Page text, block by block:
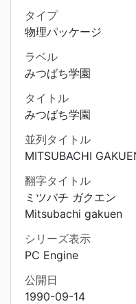
タイプ
物理パッケージ
ラベル
みつばち学園
タイトル
みつばち学園
並列タイトル
MITSUBACHI
翻字タイトル
ミツバチ ガクエン
Mitsubachi gakuen
シリーズ表示
PC Engine
公開日
1990-09-14